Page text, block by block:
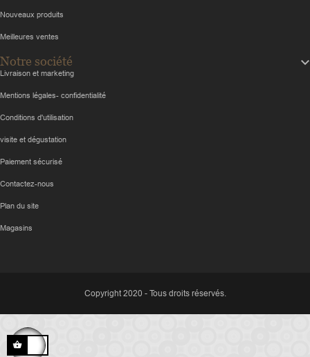
Nouveaux produits
Meilleures ventes
Notre société
Livraison et marketing
Mentions légales- confidentialité
Conditions d'utilisation
visite et dégustation
Paiement sécurisé
Contactez-nous
Plan du site
Magasins
Copyright 2020 - Tous droits réservés.